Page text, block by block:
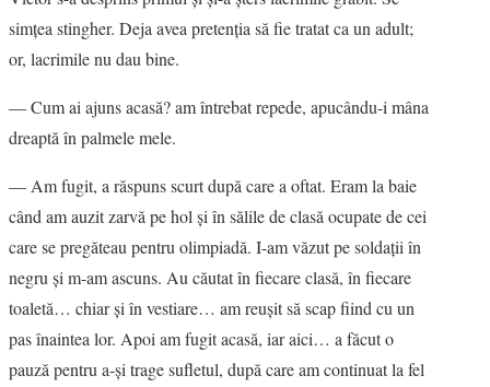
simţea stingher. Deja avea pretenţia să fie tratat ca un adult;
or, lacrimile nu dau bine.
― Cum ai ajuns acasă? am întrebat repede, apucându-i mâna
dreaptă în palmele mele.
― Am fugit, a răspuns scurt după care a oftat. Eram la baie
când am auzit zarvă pe hol şi în sălile de clasă ocupate de cei
care se pregăteau pentru olimpiadă. I-am văzut pe soldaţii în
negru şi m-am ascuns. Au căutat în fiecare clasă, în fiecare
toaletă… chiar şi în vestiare… am reuşit să scap fiind cu un
pas înaintea lor. Apoi am fugit acasă, iar aici… a făcut o
pauză pentru a-şi trage sufletul, după care am continuat la fel